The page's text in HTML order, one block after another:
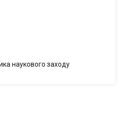
наукового заходу